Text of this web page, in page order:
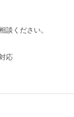
談ください。
応